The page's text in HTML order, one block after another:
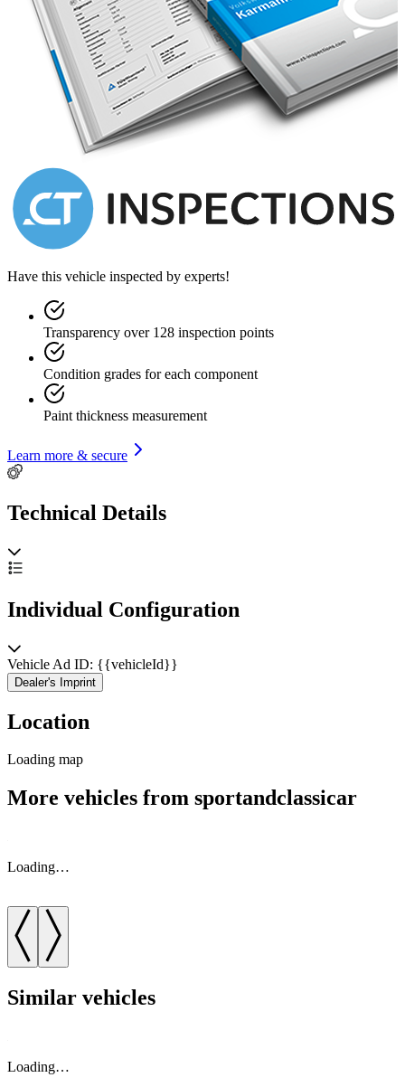
Have this vehicle inspected by experts!
Transparency over 128 inspection points
Condition grades for each component
Paint thickness measurement
Learn more & secure
Technical Details
Individual Configuration
Vehicle Ad ID: {{vehicleId}}
Dealer's Imprint
Location
Loading map
More vehicles from sportandclassicar
Loading…
Similar vehicles
Loading…